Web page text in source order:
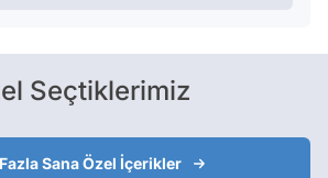
Seçtiklerimiz
Sana Özel İçerikler